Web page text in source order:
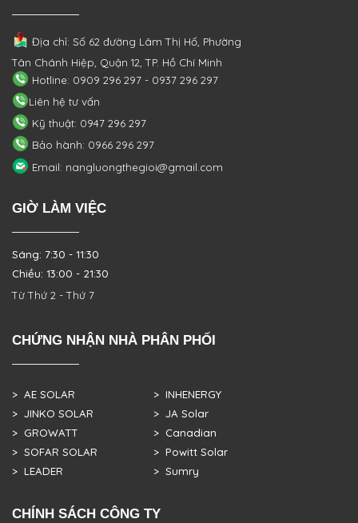
Địa chỉ: Số 62 đường Lâm Thị Hố, Phường
Tân Chánh Hiệp, Quận 12, TP. Hồ Chí Minh
Hotline: 0909 296 297 - 0937 296 297
Liên hệ tư vấn
Kỹ thuật: 0947 296 297
Bảo hành: 0966 296 297
Email: nangluongthegioi@gmail.com
GIỜ LÀM VIỆC
Sáng: 7:30 - 11:30
Chiều: 13:00 - 21:30
Từ Thứ 2 - Thứ 7
CHỨNG NHẬN NHÀ PHÂN PHỐI
> AE SOLAR
> JINKO SOLAR
> GROWATT
> SOFAR SOLAR
> LEADER
> INHENERGY
> JA Solar
> Canadian
> Powitt Solar
> Sumry
CHÍNH SÁCH CÔNG TY